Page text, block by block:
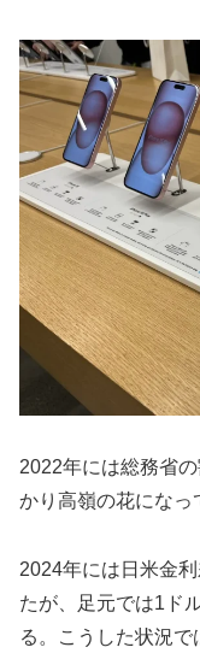
2022年には総務省
かり高嶺の花になっ
2024年には日米金
たが、足元では1ド
る。こうした状況